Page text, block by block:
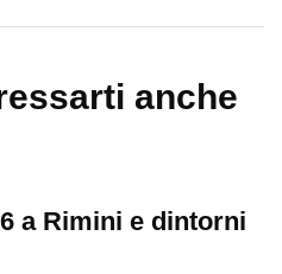
anche
a Rimini e dintorni